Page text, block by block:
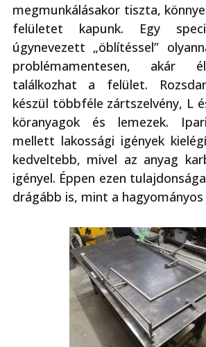
megmunkálásakor tiszta,
felületet kapunk. Egy
úgynevezett „öblítéssel”
problémamentesen, akár
találkozhat a felület.
készül többféle zártszelvény, L
köranyagok és lemezek.
mellett lakossági igények
kedveltebb, mivel az anyag
igényel. Éppen ezen
drágább is, mint a hagyományos